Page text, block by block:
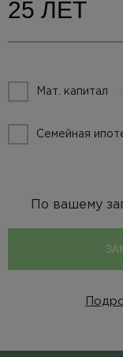
Мат. капитал
Семейная
По вашему